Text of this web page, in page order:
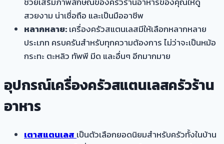
สวยงาม น่าเชื่อถือ และเป็นมืออาชีพ
หลากหลาย:เครื่องครัวสแตนเลสมีให้เลือกหลากหลาย
ประเภท ครบครันสำหรับทุกความต้องการ ไม่ว่าจะเป็นหม้อ
กระทะ ตะหลิว ทัพพี มีด และอื่นๆ อีกมากมาย
อุปกรณ์เครื่องครัวสแตนเลสครัวร้าน
อาหาร
เตาสแตนเลสเป็นตัวเลือกยอดนิยมสำหรับครัวทั้งในบ้าน